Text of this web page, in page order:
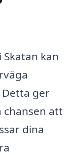
kan
ger
chansen att
dina